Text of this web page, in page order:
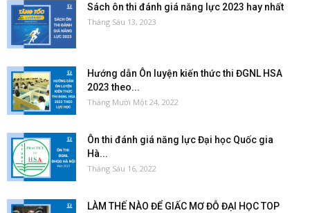
Sách ôn thi đánh giá năng lực 2023 hay nhất
Tháng Sáu 13, 2023
Hướng dẫn Ôn luyện kiến thức thi ĐGNL HSA
2023 theo...
Tháng Mười Một 24, 2022
Ôn thi đánh giá năng lực Đại học Quốc gia
Hà...
Tháng Sáu 16, 2022
LÀM THẾ NÀO ĐỂ GIẤC MƠ ĐỖ ĐẠI HỌC TOP